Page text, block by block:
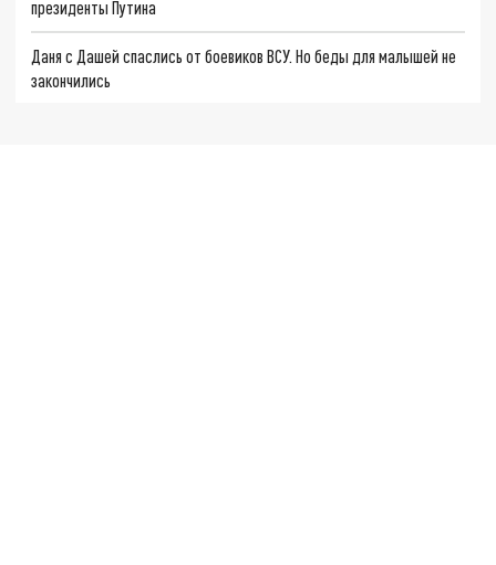
президенты Путина
Даня с Дашей спаслись от боевиков ВСУ. Но беды для малышей не
закончились